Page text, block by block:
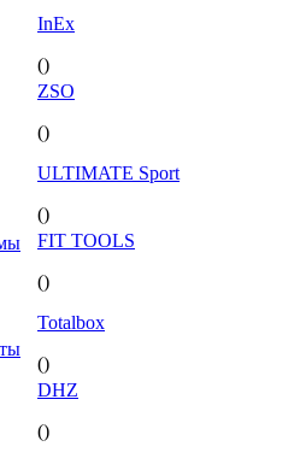
InEx
()
ZSO
()
ULTIMATE Sport
()
FIT TOOLS
()
Totalbox
()
DHZ
()